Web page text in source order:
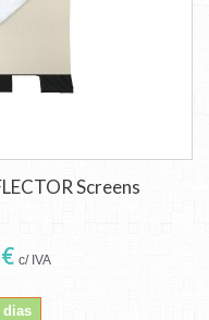
Screens
c/ IVA
dias